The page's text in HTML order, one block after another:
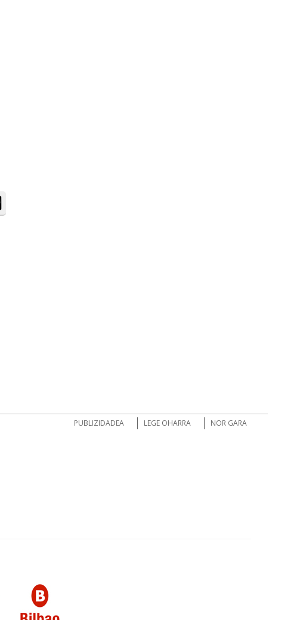
NOR GARA
LEGE OHARRA
PUBLIZIDADEA